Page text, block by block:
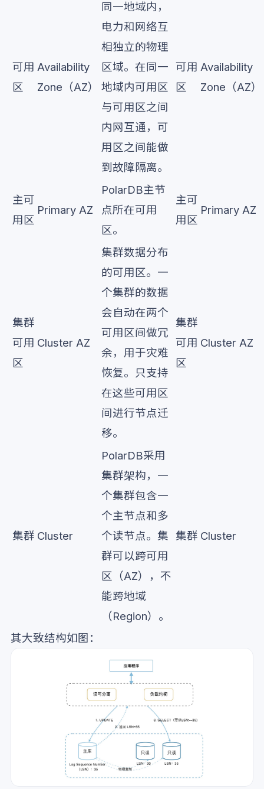
可用
区
Availability
Zone（AZ）
同一地域内，
电力和网络互
相独立的物理
区域。在同一
地域内可用区
与可用区之间
内网互通，可
用区之间能做
到故障隔离。
可用
区
Availability
Zone（AZ）
主可
用区
Primary AZ
PolarDB主节
点所在可用
区。
主可
用区
Primary AZ
集群
可用
区
Cluster AZ
集群数据分布
的可用区。一
个集群的数据
会自动在两个
可用区间做冗
余，用于灾难
恢复。只支持
在这些可用区
间进行节点迁
移。
集群
可用
区
Cluster AZ
集群 Cluster
PolarDB采用
集群架构，一
个集群包含一
个主节点和多
个读节点。集
群可以跨可用
区（AZ），不
能跨地域
（Region）。
集群 Cluster
其大致结构如图：